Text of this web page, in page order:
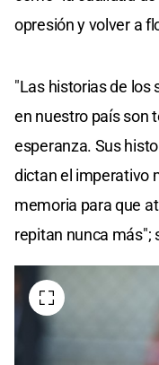
opresión y volver a
"Las historias de los
en nuestro país son
esperanza. Sus
dictan el imperativo
memoria para que
repitan nunca más";